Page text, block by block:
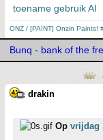
toename gebruik AI
ONZ / [PAINT] Onzin Paints!
Bunq - bank of the
drakin
Op vrijdag